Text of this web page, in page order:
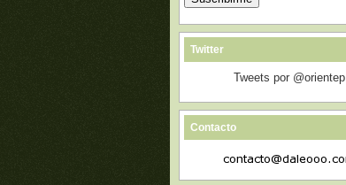
Twitter
Tweets por @orientep
Contacto